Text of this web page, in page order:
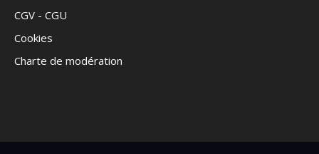
CGV - CGU
Cookies
Charte de modération